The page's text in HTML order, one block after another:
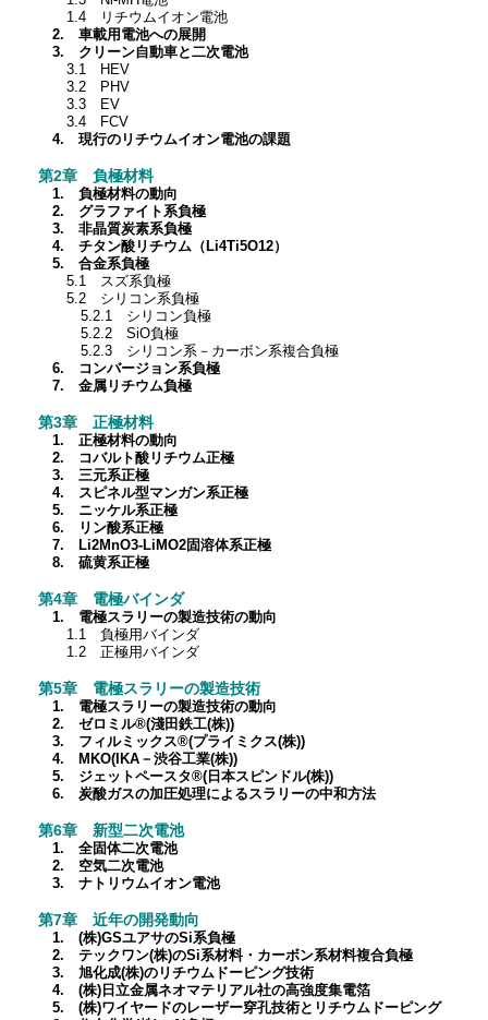
1.4 リチウムイオン電池
2. 車載用電池への展開
3. クリーン自動車と二次電池
3.1 HEV
3.2 PHV
3.3 EV
3.4 FCV
4. 現行のリチウムイオン電池の課題
第2章 負極材料
1. 負極材料の動向
2. グラファイト系負極
3. 非晶質炭素系負極
4. チタン酸リチウム（Li4Ti5O12）
5. 合金系負極
5.1 スズ系負極
5.2 シリコン系負極
5.2.1 シリコン負極
5.2.2 SiO負極
5.2.3 シリコン系－カーボン系複合負極
6. コンバージョン系負極
7. 金属リチウム負極
第3章 正極材料
1. 正極材料の動向
2. コバルト酸リチウム正極
3. 三元系正極
4. スピネル型マンガン系正極
5. ニッケル系正極
6. リン酸系正極
7. Li2MnO3-LiMO2固溶体系正極
8. 硫黄系正極
第4章 電極バインダ
1. 電極スラリーの製造技術の動向
1.1 負極用バインダ
1.2 正極用バインダ
第5章 電極スラリーの製造技術
1. 電極スラリーの製造技術の動向
2. ゼロミル®(淺田鉄工(株))
3. フィルミックス®(プライミクス(株))
4. MKO(IKA－渋谷工業(株))
5. ジェットペースタ®(日本スピンドル(株))
6. 炭酸ガスの加圧処理によるスラリーの中和方法
第6章 新型二次電池
1. 全固体二次電池
2. 空気二次電池
3. ナトリウムイオン電池
第7章 近年の開発動向
1. (株)GSユアサのSi系負極
2. テックワン(株)のSi系材料・カーボン系材料複合負極
3. 旭化成(株)のリチウムドーピング技術
4. (株)日立金属ネオマテリアル社の高強度集電箔
5. (株)ワイヤードのレーザー穿孔技術とリチウムドーピング